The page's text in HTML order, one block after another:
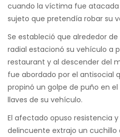
cuando la víctima fue
sujeto que pretendía robar su
Se estableció que alrededor
radial estacionó su vehículo a
restaurant y al descender del
fue abordado por el antisocial
propinó un golpe de puño en
llaves de su vehículo.
El afectado opuso resistencia
delincuente extrajo un